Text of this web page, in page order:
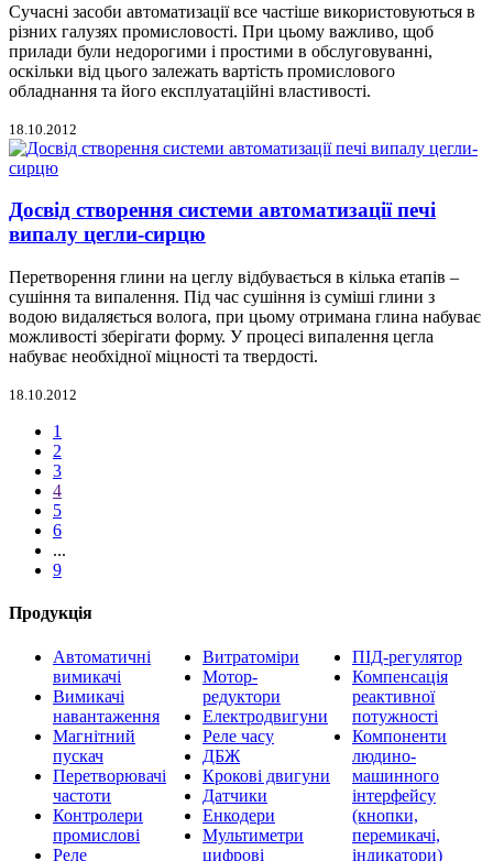
Сучасні засоби автоматизації все частіше використовуються в
різних галузях промисловості. При цьому важливо, щоб
прилади були недорогими і простими в обслуговуванні,
оскільки від цього залежать вартість промислового
обладнання та його експлуатаційні властивості.
18.10.2012
Досвід створення системи автоматизації печі
випалу цегли-сирцю
Перетворення глини на цеглу відбувається в кілька етапів –
сушіння та випалення. Під час сушіння із суміші глини з
водою видаляється волога, при цьому отримана глина набуває
можливості зберігати форму. У процесі випалення цегла
набуває необхідної міцності та твердості.
18.10.2012
1
2
3
4
5
6
...
9
Продукція
Автоматичні
вимикачі
Вимикачі
навантаження
Магнітний
пускач
Перетворювачі
частоти
Контролери
промислові
Реле
Витратоміри
Мотор-
редуктори
Електродвигуни
Реле часу
ДБЖ
Крокові двигуни
Датчики
Енкодери
Мультиметри
цифрові
ПІД-регулятор
Компенсація
реактивної
потужності
Компоненти
людино-
машинного
інтерфейсу
(кнопки,
перемикачі,
індикатори)